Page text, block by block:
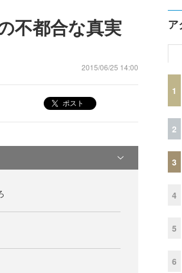
不都合な真実
2015/06/25 14:00
ポスト
ア
1
2
3
4
5
6